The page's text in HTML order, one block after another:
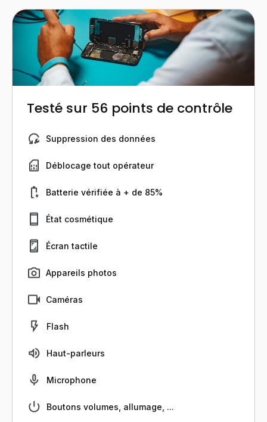
Testé sur 56 points de contrôle
Suppression des données
Déblocage tout opérateur
Batterie vérifiée à + de 85%
État cosmétique
Écran tactile
Appareils photos
Caméras
Flash
Haut-parleurs
Microphone
Boutons volumes, allumage, ...